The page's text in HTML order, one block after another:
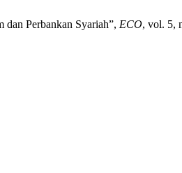
dan Perbankan Syariah”, ECO, vol. 5,